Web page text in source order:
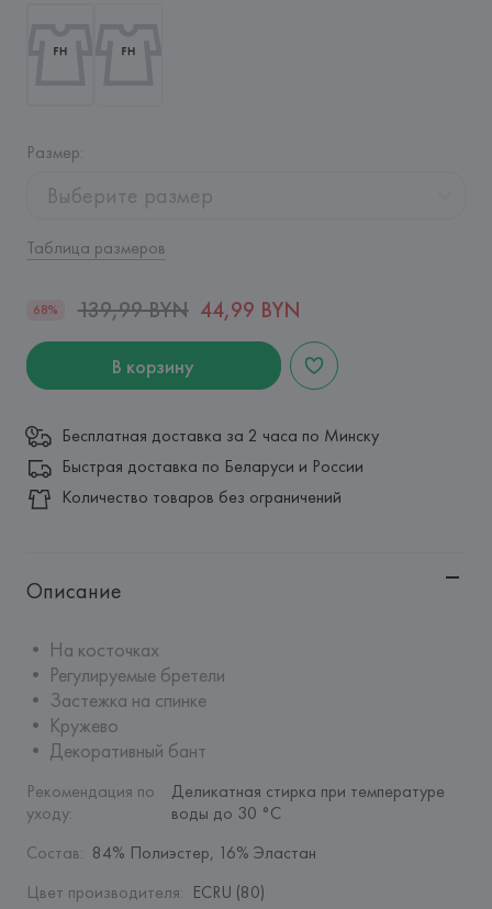
Размер:
Выберите размер
Таблица размеров
68% 139,99 BYN 44,99 BYN
В корзину
Бесплатная доставка за 2 часа по Минску
Быстрая доставка по Беларуси и России
Количество товаров без ограничений
Описание
• На косточках
• Регулируемые бретели
• Застежка на спинке
• Кружево
• Декоративный бант
Рекомендация по
уходу:
Деликатная стирка при температуре
воды до 30 °C
Состав: 84% Полиэстер, 16% Эластан
Цвет производителя: ECRU (80)